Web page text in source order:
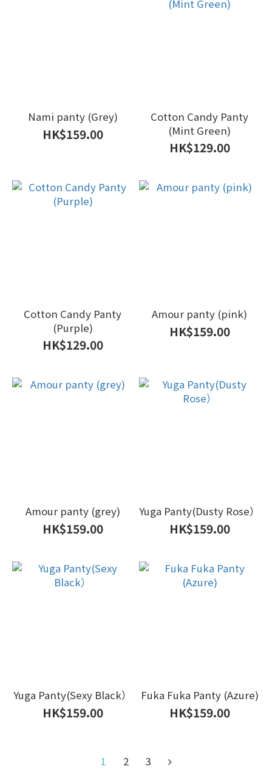
Nami panty (Grey)
HK$159.00
Cotton Candy Panty
(Mint Green)
HK$129.00
Cotton Candy Panty
(Purple)
HK$129.00
Amour panty (pink)
HK$159.00
Amour panty (grey)
HK$159.00
Yuga Panty(Dusty Rose）
HK$159.00
Yuga Panty(Sexy Black）
HK$159.00
Fuka Fuka Panty (Azure)
HK$159.00
1 2 3